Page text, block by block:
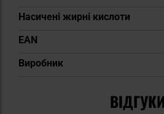
Насичені жирні кислоти
EAN
Виробник
ВІДГУКИ